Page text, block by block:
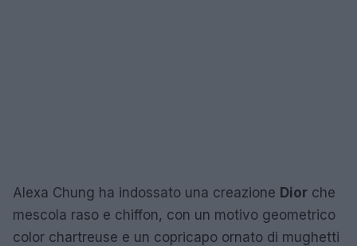
Alexa Chung ha indossato una creazione Dior che
mescola raso e chiffon, con un motivo geometrico
color chartreuse e un copricapo ornato di mughetti